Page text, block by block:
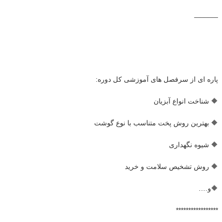
پاره ای از سرفصل های آموزشی کل دوره:
🔶 شناخت انواع آبزیان
🔶 بهترین روش پخت متناسب با نوع گوشت
🔶 شیوه نگهداری
🔶 روش تشخیص سلامت و خرید
🔶و….
*****************